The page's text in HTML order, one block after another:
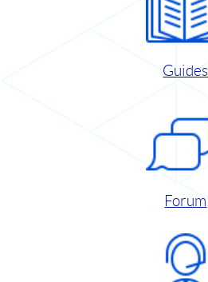
Guides
Forum